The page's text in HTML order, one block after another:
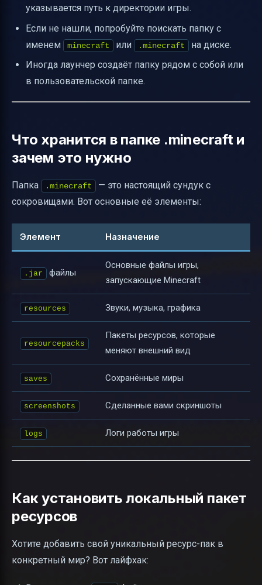
указывается путь к директории игры.
Если не нашли, попробуйте поискать папку с
именем
minecraft или .minecraft
на диске.
Иногда лаунчер создаёт папку рядом с собой или
в пользовательской папке.
Что хранится в папке .minecraft и
зачем это нужно
Папка .minecraft
— это настоящий сундук с
сокровищами. Вот основные её элементы:
Элемент Назначение
.jar файлы
Основные файлы игры,
запускающие Minecraft
resources Звуки, музыка, графика
resourcepacks
Пакеты ресурсов, которые
меняют внешний вид
saves Сохранённые миры
screenshots Сделанные вами скриншоты
logs Логи работы игры
Как установить локальный пакет
ресурсов
Хотите добавить свой уникальный ресурс-пак в
конкретный мир? Вот лайфхак: